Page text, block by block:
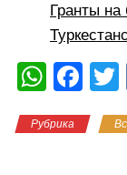
Гранты
W
at
F
c
Рубрика